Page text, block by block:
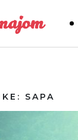
SAPA